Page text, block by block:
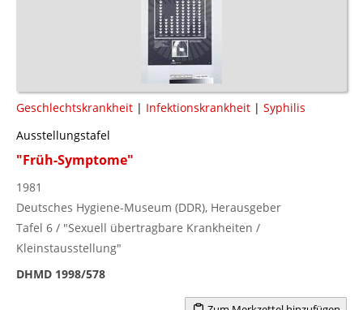
Geschlechtskrankheit | Infektionskrankheit | Syphilis
Ausstellungstafel
"Früh-Symptome"
1981
Deutsches Hygiene-Museum (DDR), Herausgeber
Tafel 6 / "Sexuell übertragbare Krankheiten /
Kleinstausstellung"
DHMD 1998/578